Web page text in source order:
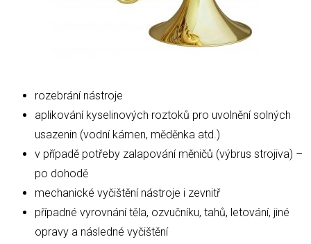
rozebrání nástroje
aplikování kyselinových roztoků pro uvolnění solných
usazenin (vodní kámen, měděnka atd.)
v případě potřeby zalapování měničů (výbrus strojiva) –
po dohodě
mechanické vyčištění nástroje i zevnitř
případné vyrovnání těla, ozvučníku, tahů, letování, jiné
opravy a následné vyčištění